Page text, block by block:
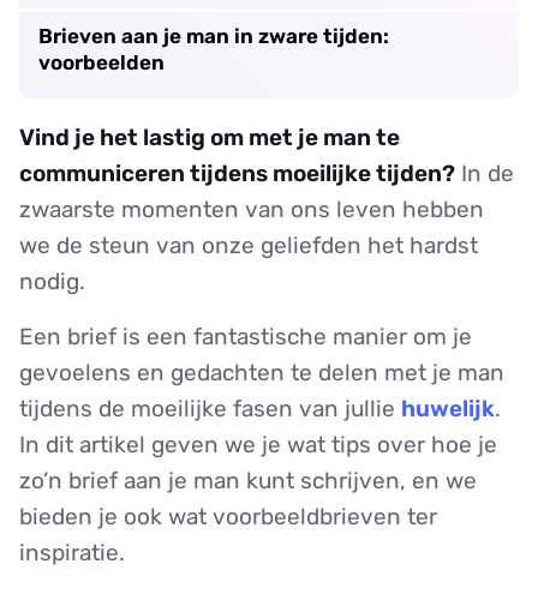
Brieven aan je man in zware tijden:
voorbeelden
Vind je het lastig om met je man te
communiceren tijdens moeilijke tijden? In de
zwaarste momenten van ons leven hebben
we de steun van onze geliefden het hardst
nodig.
Een brief is een fantastische manier om je
gevoelens en gedachten te delen met je man
tijdens de moeilijke fasen van jullie huwelijk.
In dit artikel geven we je wat tips over hoe je
zo’n brief aan je man kunt schrijven, en we
bieden je ook wat voorbeeldbrieven ter
inspiratie.